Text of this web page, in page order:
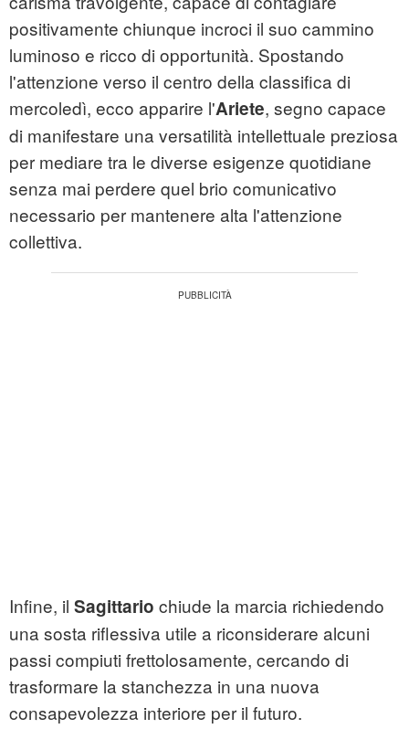
positivamente chiunque incroci il suo cammino
luminoso e ricco di opportunità. Spostando
l'attenzione verso il centro della classifica di
mercoledì, ecco apparire l'Ariete, segno capace
di manifestare una versatilità intellettuale preziosa
per mediare tra le diverse esigenze quotidiane
senza mai perdere quel brio comunicativo
necessario per mantenere alta l'attenzione
collettiva.
Infine, il Sagittario chiude la marcia richiedendo
una sosta riflessiva utile a riconsiderare alcuni
passi compiuti frettolosamente, cercando di
trasformare la stanchezza in una nuova
consapevolezza interiore per il futuro.